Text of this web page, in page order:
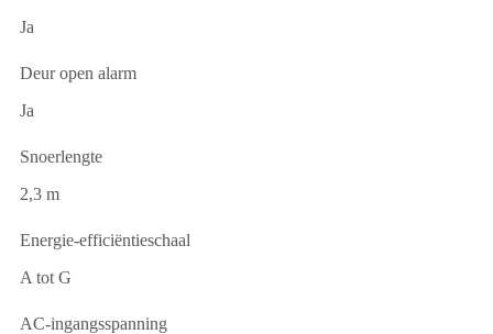
Ja
Deur open alarm
Ja
Snoerlengte
2,3 m
Energie-efficiëntieschaal
A tot G
AC-ingangsspanning